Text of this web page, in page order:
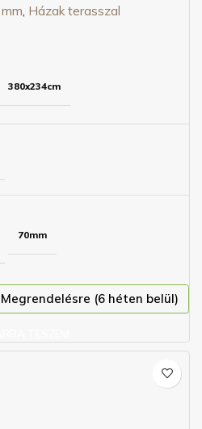
, Házak terasszal
380x234cm
70mm
Megrendelésre (6 héten belül)